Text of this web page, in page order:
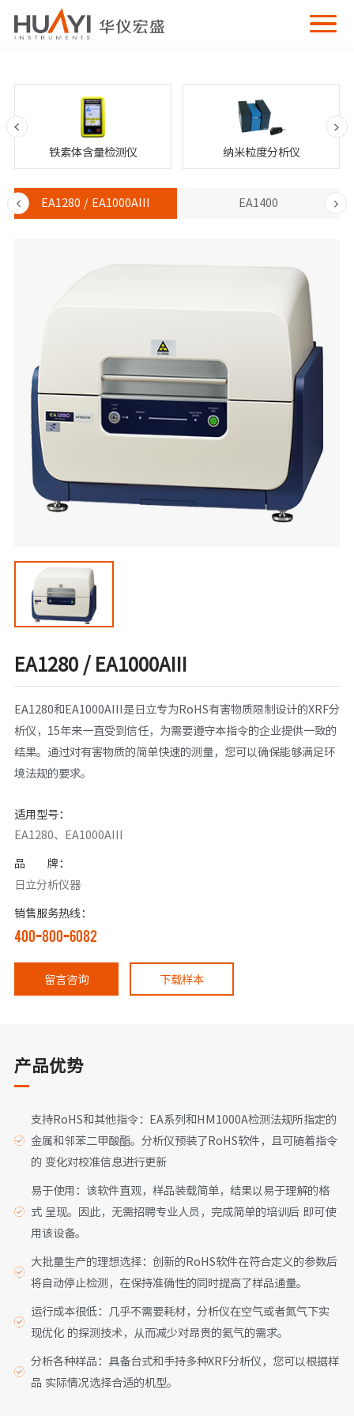
铁素体含量检测仪 纳米粒度分析仪
EA1280 / EA1000AIII EA1400
EA1280 / EA1000AIII
EA1280和EA1000AIII是日立专为RoHS有害物质限制设计的XRF分
析仪，15年来一直受到信任，为需要遵守本指令的企业提供一致的
结果。通过对有害物质的简单快速的测量，您可以确保能够满足环
境法规的要求。
适用型号：
EA1280、EA1000AIII
品 牌：
日立分析仪器
销售服务热线：
400-800-6082
留言咨询 下载样本
产品优势
支持RoHS和其他指令：EA系列和HM1000A检测法规所指定的
金属和邻苯二甲酸酯。分析仪预装了RoHS软件，且可随着指令
的 变化对校准信息进行更新
易于使用：该软件直观，样品装载简单，结果以易于理解的格
式 呈现。因此，无需招聘专业人员，完成简单的培训后 即可使
用该设备。
大批量生产的理想选择：创新的RoHS软件在符合定义的参数后
将自动停止检测，在保持准确性的同时提高了样品通量。
运行成本很低：几乎不需要耗材，分析仪在空气或者氮气下实
现优化 的探测技术，从而减少对昂贵的氦气的需求。
分析各种样品：具备台式和手持多种XRF分析仪，您可以根据样
品 实际情况选择合适的机型。